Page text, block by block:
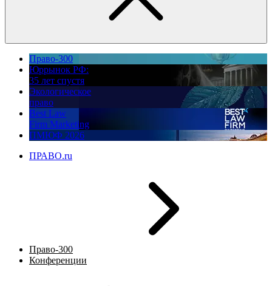
Право-300
Юррынок РФ:
35 лет спустя
Экологическое
право
Best Law
Firm Marketing
ПМЮФ 2026
ПРАВО.ru
Право-300
Конференции